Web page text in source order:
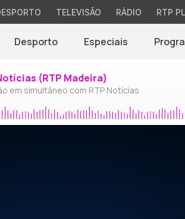
TELEVISÃO RÁDIO RTP
Desporto Especiais
(RTP Madeira)
em simultâneo com RTP Notícias